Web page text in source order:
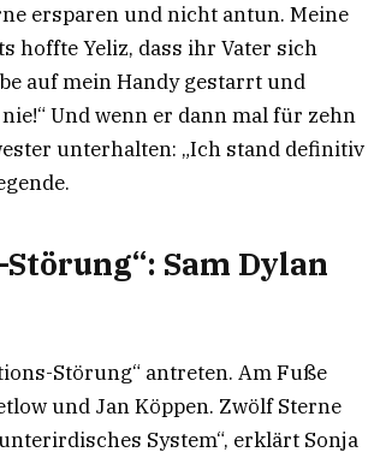
ersparen und nicht antun. Meine
hoffte Yeliz, dass ihr Vater sich
auf mein Handy gestarrt und
Und wenn er dann mal für zehn
unterhalten: „Ich stand definitiv
Sam Dylan
Störung“ antreten. Am Fuße
und Jan Köppen. Zwölf Sterne
System“, erklärt Sonja